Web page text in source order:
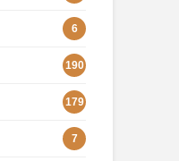
6
190
179
7